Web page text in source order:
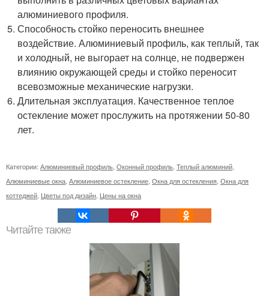
алюминиевого профиля.
Способность стойко переносить внешнее
воздействие. Алюминиевый профиль, как теплый, так
и холодный, не выгорает на солнце, не подвержен
влиянию окружающей среды и стойко переносит
всевозможные механические нагрузки.
Длительная эксплуатация. Качественное теплое
остекление может прослужить на протяжении 50-80
лет.
Категории: Алюминиевый профиль Оконный профиль Теплый алюминий
Алюминиевые окна Алюминиевое остекление Окна для остекления Окна для
коттеджей Цветы под дизайн Цены на окна
Читайте также